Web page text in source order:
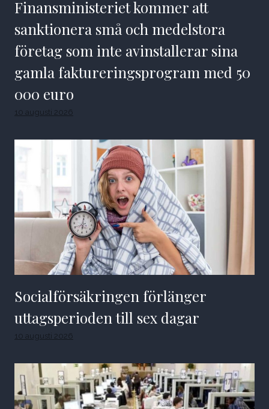
Finansministeriet kommer att
sanktionera små och medelstora
företag som inte avinstallerar sina
gamla faktureringsprogram med 50
000 euro
10 augusti 2026
Socialförsäkringen förlänger
uttagsperioden till sex dagar
10 augusti 2026